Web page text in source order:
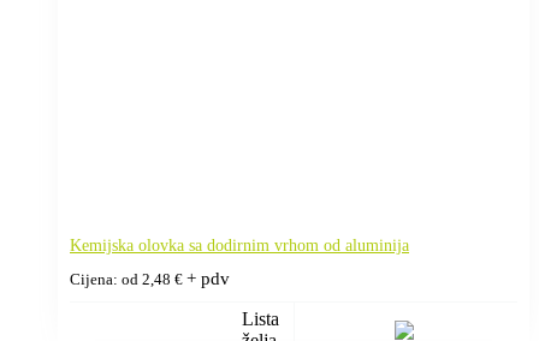
Kemijska olovka sa dodirnim vrhom od aluminija
Cijena: od 2,48 € + pdv
Lista